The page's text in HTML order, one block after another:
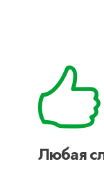
Любая